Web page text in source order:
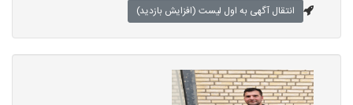
انتقال آگهی به اول لیست (افزایش بازدید)